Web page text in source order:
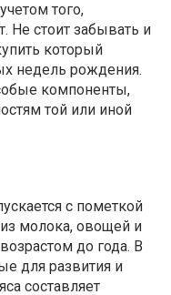
того,
Не стоит забывать и
который
недель рождения.
компоненты,
той или иной
с пометкой
из молока, овощей и
до года. В
для развития и
составляет